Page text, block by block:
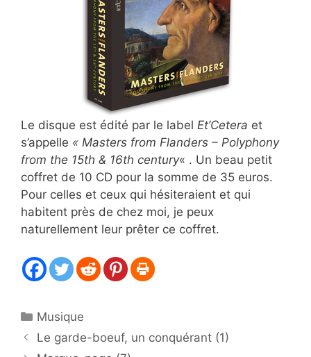
Le disque est édité par le label Et’Cetera et
s’appelle « Masters from Flanders – Polyphony
from the 15th & 16th century« . Un beau petit
coffret de 10 CD pour la somme de 35 euros.
Pour celles et ceux qui hésiteraient et qui
habitent près de chez moi, je peux
naturellement leur prêter ce coffret.
Catégories
Musique
Le garde-boeuf, un conquérant (1)